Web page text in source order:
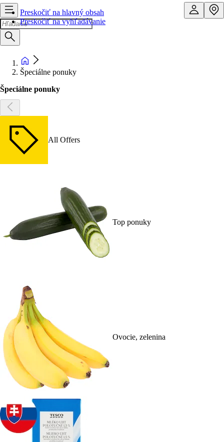
Preskočiť na hlavný obsah
Preskočiť na vyhľadávanie
Špeciálne ponuky
Špeciálne ponuky
All Offers
Top ponuky
Ovocie, zelenina